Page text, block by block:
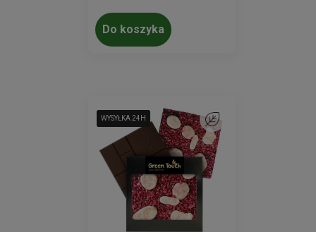
Do koszyka
WYSYŁKA 24H
WYSYŁKA 24H
WYSYŁKA 24H
WYSYŁKA 24H Do ulubionych